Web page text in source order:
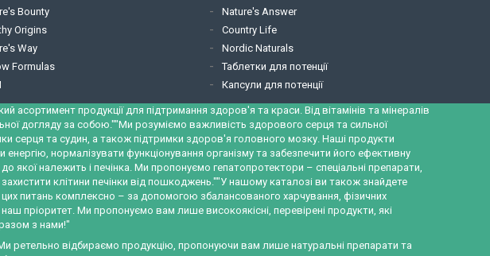
Bounty
Origins
Way
Formulas
Nature's Answer
Country Life
Nordic Naturals
Таблетки для потенції
Капсули для потенції
продукції для підтримання здоров'я та краси. Від вітамінів та мінералів
догляду за собою.""Ми розуміємо важливість здорового серця та сильної
серця та судин, а також підтримки здоров'я головного мозку. Наші продукти
нормалізувати функціонування організму та забезпечити його ефективну
належить і печінка. Ми пропонуємо гепатопротектори – спеціальні препарати,
клітини печінки від пошкоджень.""У нашому каталозі ви також знайдете
питань комплексно – за допомогою збалансованого харчування, фізичних
пріоритет. Ми пропонуємо вам лише високоякісні, перевірені продукти, які
з нами!"
ретельно відбираємо продукцію, пропонуючи вам лише натуральні препарати та